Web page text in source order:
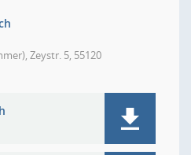
Zeystr. 5, 55120